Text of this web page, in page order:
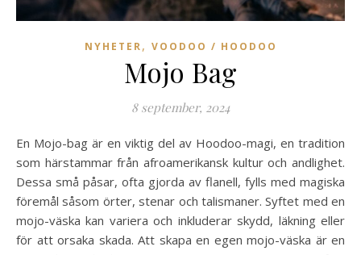
NYHETER, VOODOO / HOODOO
Mojo Bag
8 september, 2024
En Mojo-bag är en viktig del av Hoodoo-magi, en tradition
som härstammar från afroamerikansk kultur och andlighet.
Dessa små påsar, ofta gjorda av flanell, fylls med magiska
föremål såsom örter, stenar och talismaner. Syftet med en
mojo-väska kan variera och inkluderar skydd, läkning eller
för att orsaka skada. Att skapa en egen mojo-väska är en